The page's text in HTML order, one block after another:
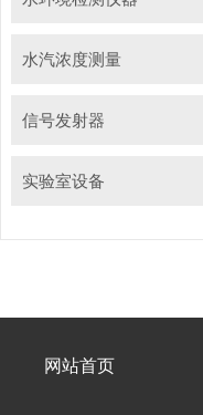
水汽浓度测量
信号发射器
实验室设备
网站首页